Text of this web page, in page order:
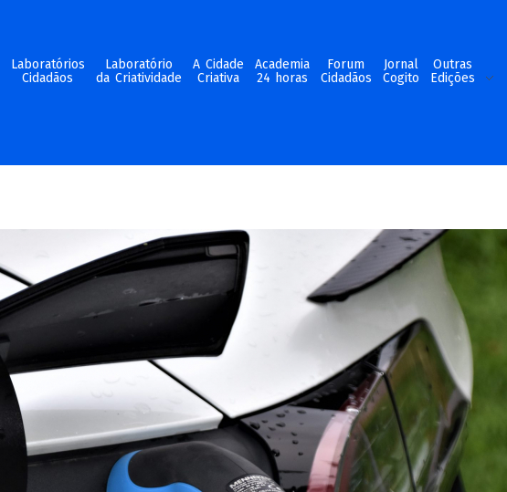
Laboratórios
Cidadãos
Laboratório
da Criatividade
A Cidade
Criativa
Academia
24 horas
Forum
Cidadãos
Jornal
Cogito
Outras
Edições